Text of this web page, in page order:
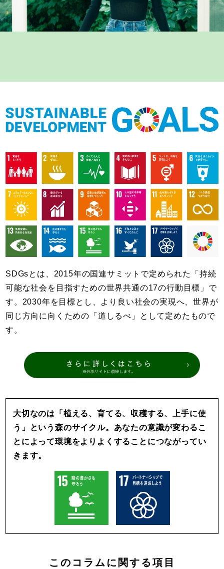
SDGsとは、2015年の国連サミットで定められた「持続
可能な社会を目指すための世界共通の17の行動目標」で
す。2030年を目標とし、より良い社会の実現へ、世界が
同じ方向に向くための「道しるべ」として定めたもので
す。
大切なのは「植える、育てる、収穫する、上手に使
う」という森のサイクル。あなたの意識が変わるこ
とによって環境をよりよくすることにつながってい
きます。
このコラムに関する項目